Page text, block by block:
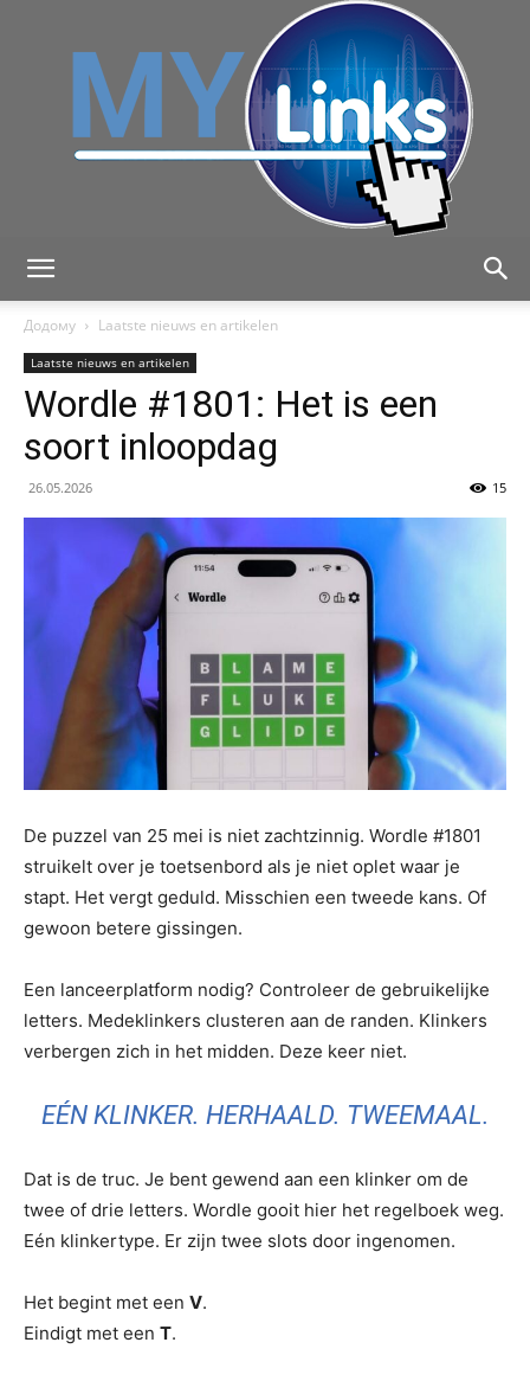
Додому
Laatste nieuws en artikelen
Laatste nieuws en artikelen
Wordle #1801: Het is een
soort inloopdag
26.05.2026 15
De puzzel van 25 mei is niet zachtzinnig. Wordle #1801
struikelt over je toetsenbord als je niet oplet waar je
stapt. Het vergt geduld. Misschien een tweede kans. Of
gewoon betere gissingen.
Een lanceerplatform nodig? Controleer de gebruikelijke
letters. Medeklinkers clusteren aan de randen. Klinkers
verbergen zich in het midden. Deze keer niet.
EÉN KLINKER. HERHAALD. TWEEMAAL.
Dat is de truc. Je bent gewend aan een klinker om de
twee of drie letters. Wordle gooit hier het regelboek weg.
Eén klinkertype. Er zijn twee slots door ingenomen.
Het begint met een V.
Eindigt met een T.